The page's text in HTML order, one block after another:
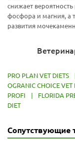
снижает
фосфора и магния, а
развития
PRO PLAN VET DIETS
OGRANIC CHOICE VET
PROFI
FLORIDA
DIET
Сопутствующие